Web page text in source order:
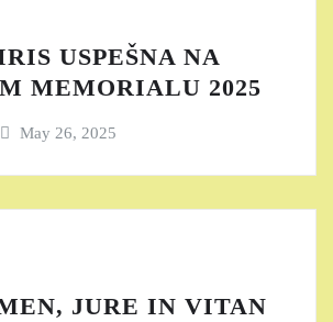
USPEŠNA NA
MEMORIALU 2025
May 26, 2025
JURE IN VITAN